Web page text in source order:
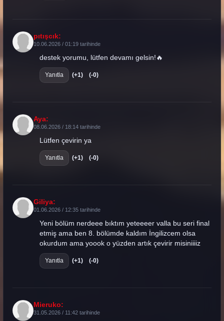
pıtışcık:
10.06.2026 / 01:19 tarihinde
destek yorumu, lütfen devamı gelsin!🔥
Yanıtla (+1) (-0)
Aya:
08.06.2026 / 18:14 tarihinde
Lütfen çevirin ya
Yanıtla (+1) (-0)
Giliya:
01.06.2026 / 12:35 tarihinde
Yeni bölüm nerdeee bıktım yeteeeer valla bu seri final
etmiş ama ben 8. bölümde kaldım İngilizcem olsa
okurdum ama yoook o yüzden artık çevirir misiniiiiz
Yanıtla (+1) (-0)
Mieruko:
31.05.2026 / 11:42 tarihinde